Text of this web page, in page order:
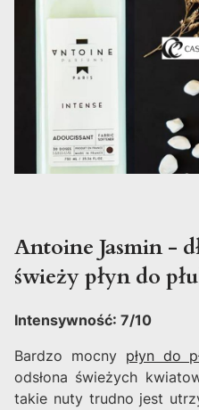
Antoine Jasmin -
świeży płyn do
Intensywność: 7/10
Bardzo mocny płyn do
odsłona świeżych
takie nuty trudno jest